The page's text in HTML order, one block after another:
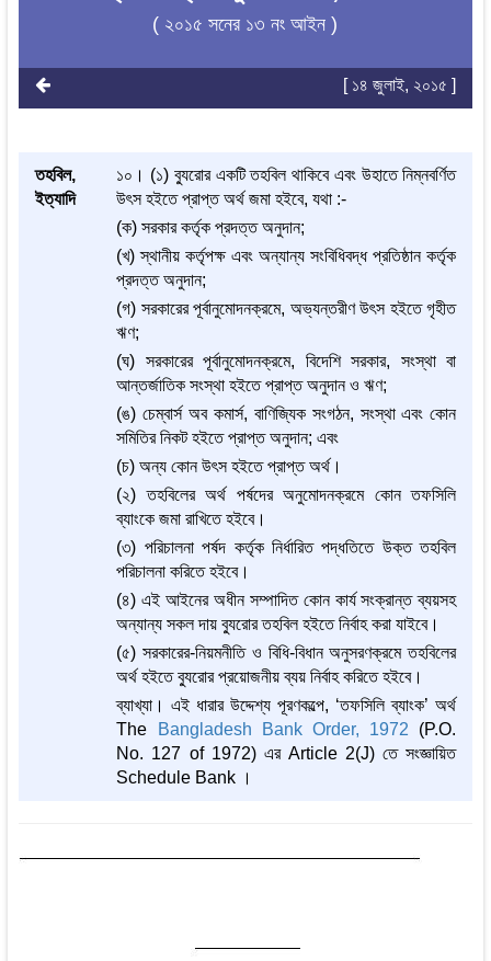
( ২০১৫ সনের ১৩ নং আইন )
[ ১৪ জুলাই, ২০১৫ ]
তহবিল,
ইত্যাদি
১০। (১) ব্যুরোর একটি তহবিল থাকিবে এবং উহাতে নিম্নবর্ণিত
উৎস হইতে প্রাপ্ত অর্থ জমা হইবে, যথা :-
(ক) সরকার কর্তৃক প্রদত্ত অনুদান;
(খ) স্থানীয় কর্তৃপক্ষ এবং অন্যান্য সংবিধিবদ্ধ প্রতিষ্ঠান কর্তৃক
প্রদত্ত অনুদান;
(গ) সরকারের পূর্বানুমোদনক্রমে, অভ্যন্তরীণ উৎস হইতে গৃহীত
ঋণ;
(ঘ) সরকারের পূর্বানুমোদনক্রমে, বিদেশি সরকার, সংস্থা বা
আন্তর্জাতিক সংস্থা হইতে প্রাপ্ত অনুদান ও ঋণ;
(ঙ) চেম্বার্স অব কমার্স, বাণিজ্যিক সংগঠন, সংস্থা এবং কোন
সমিতির নিকট হইতে প্রাপ্ত অনুদান; এবং
(চ) অন্য কোন উৎস হইতে প্রাপ্ত অর্থ।
(২) তহবিলের অর্থ পর্ষদের অনুমোদনক্রমে কোন তফসিলি
ব্যাংকে জমা রাখিতে হইবে।
(৩) পরিচালনা পর্ষদ কর্তৃক নির্ধারিত পদ্ধতিতে উক্ত তহবিল
পরিচালনা করিতে হইবে।
(৪) এই আইনের অধীন সম্পাদিত কোন কার্য সংক্রান্ত ব্যয়সহ
অন্যান্য সকল দায় ব্যুরোর তহবিল হইতে নির্বাহ করা যাইবে।
(৫) সরকারের-নিয়মনীতি ও বিধি-বিধান অনুসরণক্রমে তহবিলের
অর্থ হইতে ব্যুরোর প্রয়োজনীয় ব্যয় নির্বাহ করিতে হইবে।
ব্যাখ্যা। এই ধারার উদ্দেশ্য পূরণকল্পে, ‘তফসিলি ব্যাংক’ অর্থ
The
Bangladesh Bank Order, 1972 (P.O.
No. 127 of 1972) এর Article 2(J) তে সংজ্ঞায়িত
Schedule Bank ।